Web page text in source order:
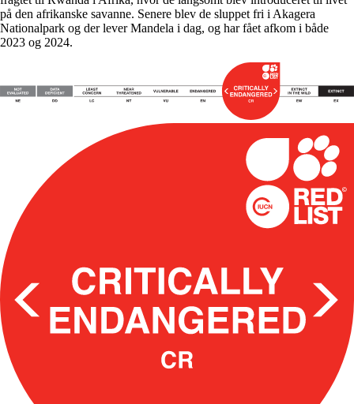
på den afrikanske savanne. Senere blev de sluppet fri i Akagera
Nationalpark og der lever Mandela i dag, og har fået afkom i både
2023 og 2024.